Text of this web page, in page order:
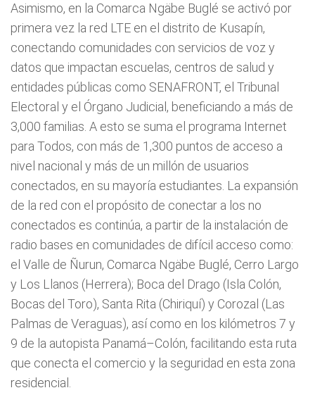
Asimismo, en la Comarca Ngäbe Buglé se activó por
primera vez la red LTE en el distrito de Kusapín,
conectando comunidades con servicios de voz y
datos que impactan escuelas, centros de salud y
entidades públicas como SENAFRONT, el Tribunal
Electoral y el Órgano Judicial, beneficiando a más de
3,000 familias. A esto se suma el programa Internet
para Todos, con más de 1,300 puntos de acceso a
nivel nacional y más de un millón de usuarios
conectados, en su mayoría estudiantes. La expansión
de la red con el propósito de conectar a los no
conectados es continúa, a partir de la instalación de
radio bases en comunidades de difícil acceso como:
el Valle de Ñurun, Comarca Ngäbe Buglé, Cerro Largo
y Los Llanos (Herrera); Boca del Drago (Isla Colón,
Bocas del Toro), Santa Rita (Chiriquí) y Corozal (Las
Palmas de Veraguas), así como en los kilómetros 7 y
9 de la autopista Panamá–Colón, facilitando esta ruta
que conecta el comercio y la seguridad en esta zona
residencial.